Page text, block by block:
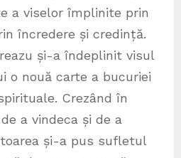
a viselor împlinite prin
încredere și credință.
și-a îndeplinit visul
o nouă carte a bucuriei
Crezând în
a vindeca și de a
și-a pus sufletul